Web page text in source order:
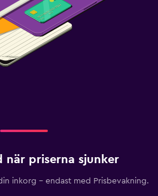
när priserna sjunker
inkorg – endast med Prisbevakning.